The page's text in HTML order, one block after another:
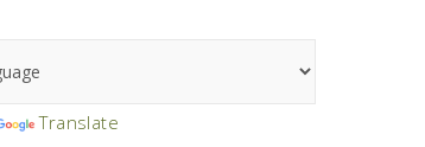
Translate